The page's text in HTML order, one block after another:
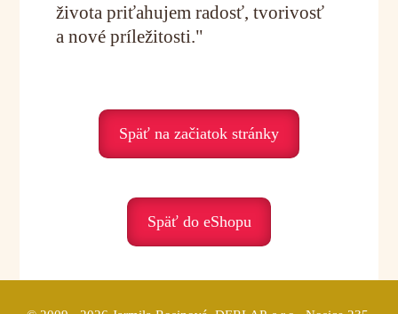
života priťahujem radosť, tvorivosť
a nové príležitosti."
Späť na začiatok stránky
Späť do eShopu